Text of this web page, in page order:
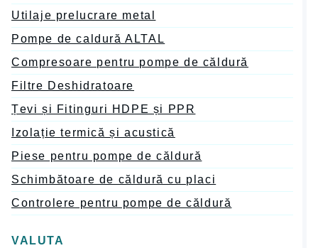
Utilaje prelucrare metal
Pompe de caldură ALTAL
Compresoare pentru pompe de căldură
Filtre Deshidratoare
Țevi și Fitinguri HDPE și PPR
Izolație termică și acustică
Piese pentru pompe de căldură
Schimbătoare de căldură cu placi
Controlere pentru pompe de căldură
VALUTA